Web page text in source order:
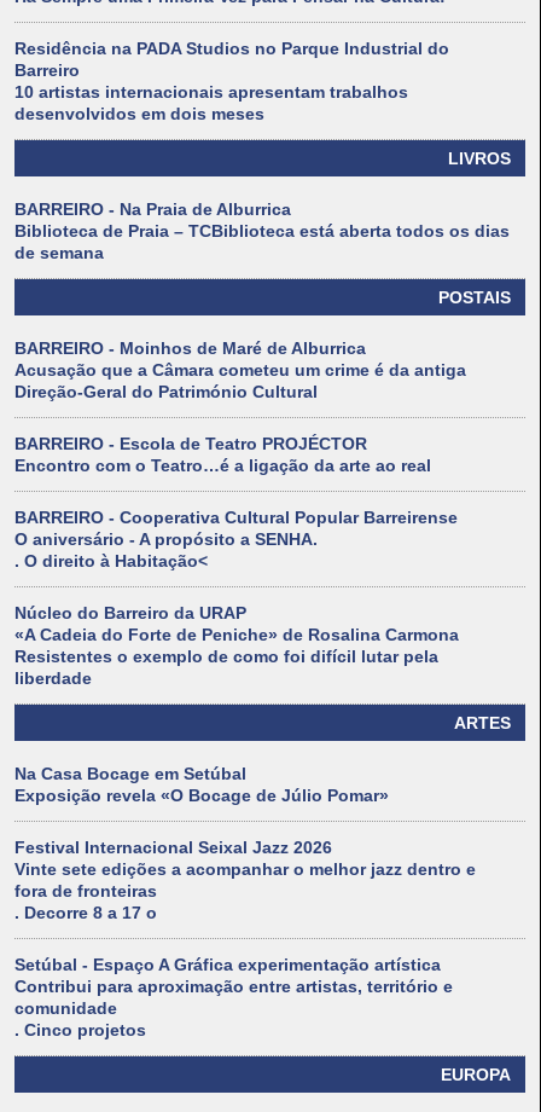
Residência na PADA Studios no Parque Industrial do
Barreiro
10 artistas internacionais apresentam trabalhos
desenvolvidos em dois meses
LIVROS
BARREIRO - Na Praia de Alburrica
Biblioteca de Praia – TCBiblioteca está aberta todos os dias
de semana
POSTAIS
BARREIRO - Moinhos de Maré de Alburrica
Acusação que a Câmara cometeu um crime é da antiga
Direção-Geral do Património Cultural
BARREIRO - Escola de Teatro PROJÉCTOR
Encontro com o Teatro…é a ligação da arte ao real
BARREIRO - Cooperativa Cultural Popular Barreirense
O aniversário - A propósito a SENHA.
. O direito à Habitação<
Núcleo do Barreiro da URAP
«A Cadeia do Forte de Peniche» de Rosalina Carmona
Resistentes o exemplo de como foi difícil lutar pela
liberdade
ARTES
Na Casa Bocage em Setúbal
Exposição revela «O Bocage de Júlio Pomar»
Festival Internacional Seixal Jazz 2026
Vinte sete edições a acompanhar o melhor jazz dentro e
fora de fronteiras
. Decorre 8 a 17 o
Setúbal - Espaço A Gráfica experimentação artística
Contribui para aproximação entre artistas, território e
comunidade
. Cinco projetos
EUROPA